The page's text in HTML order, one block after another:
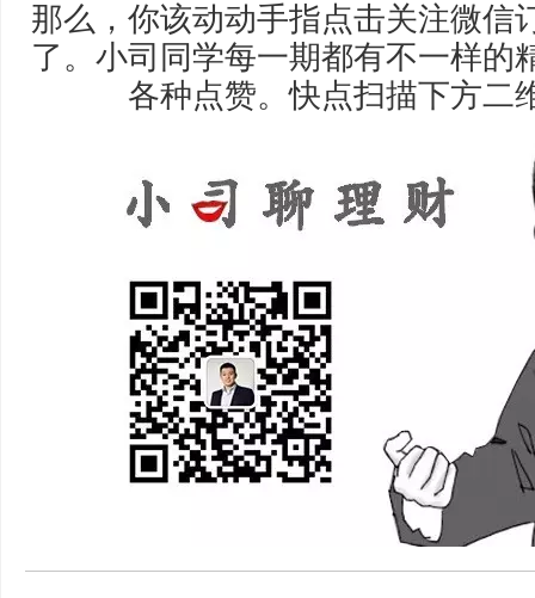
那么，你该动动手指点击关注微
了。小司同学每一期都有不一样的
各种点赞。快点扫描下方二